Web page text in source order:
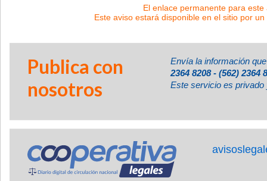
El enlace permanente para
Este aviso estará disponible en el sitio por
Publica con
nosotros
Envía la información
2364 8208 - (562) 2364
Este servicio es privado